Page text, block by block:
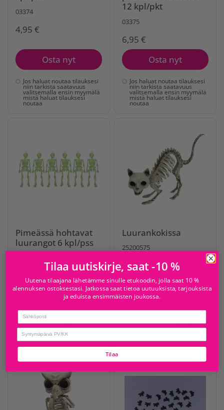
03374
4,95 €
Osta nyt
Jos haluat noutaa tilauksesi
niin tarkista saatavuus
valitsemalla ensin myymälä
mistä haluat tilauksesi
noutaa
12 kpl/pkt
03375
6,95 €
Osta nyt
Jos haluat noutaa tilauksesi
niin tarkista saatavuus
valitsemalla ensin myymälä
mistä haluat tilauksesi
noutaa
Pimeässä hohtavat
luurangot 6 kpl/pss
2,95 €
Osta nyt
Jos haluat noutaa tilauksesi
niin tarkista saatavuus
valitsemalla ensin myymälä
mistä haluat tilauksesi
noutaa
Luurankokissa
25200575
6,95 €
Osta nyt
niin tarkista saatavuus
valitsemalla ensin myymälä
noutaa
Tilaa uutiskirje, saat -10 %
Uutena tilaajana lähetämme sinulle etukoodin, jolla saat 10 %
alennuksen ostoksestasi. Jatkossa saat tietoa uutuuksista, tarjouksista
ja eduista ensimmäisten joukossa.
Email
birthday
Tilaa